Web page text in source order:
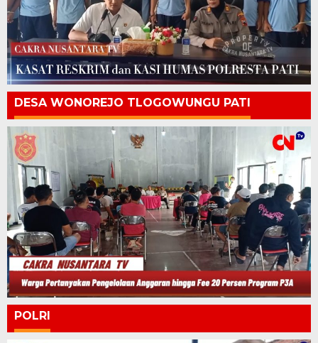
DESA WONOREJO TLOGOWUNGU PATI
POLRI